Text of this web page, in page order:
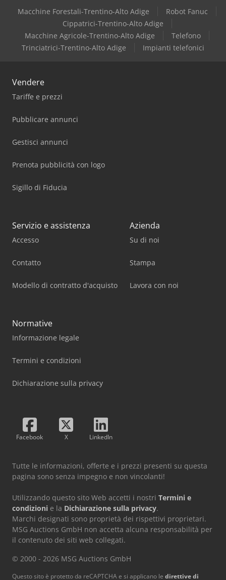
Macchine Forestali-Trentino-Alto Adige
Robot Fanuc
Cippatrici-Trentino-Alto Adige
Macchine Agricole-Trentino-Alto Adige
Telefono
Trinciatrici-Trentino-Alto Adige
Impianti telefonici
Vendere
Tariffe e prezzi
Pubblicare annunci
Gestisci annunci
Prenota pubblicità con logo
Sigillo di Fiducia
Servizio e assistenza
Accesso
Contatto
Modello di contratto d'acquisto
Azienda
Su di noi
Stampa
Lavora con noi
Normative
Informazione legale
Termini e condizioni
Dichiarazione sulla privacy
Facebook X LinkedIn
Tutte le informazioni, offerte e i prezzi presenti su questa
pagina sono senza impegno e non vincolanti!
Utilizzando questo sito Web accetti i nostri Termini e
condizioni e la Dichiarazione sulla privacy.
Marchi designati sono proprietà dei rispettivi proprietari.
MSG Auctions GmbH non accetta alcuna responsabilità per
il contenuto dei siti web collegati.
© 2000 - 2026 MSG Auctions GmbH
Questo sito è protetto da reCAPTCHA e si applicano le direttive di